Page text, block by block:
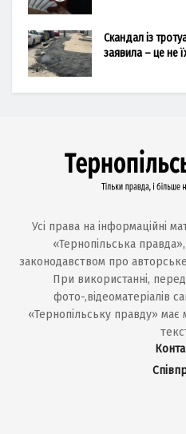
Скандал із
заявила – це не
Усі права на інформаційні
«Тернопільська
законодавством про
При використанні,
фото-,відеоматеріалів
«Тернопільську правду» має